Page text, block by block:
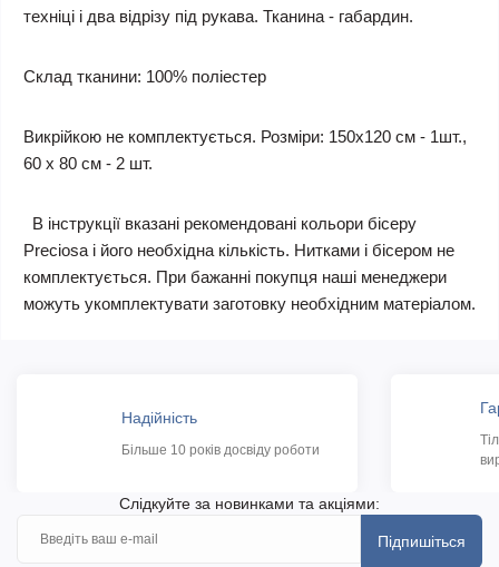
техніці і два відрізу під рукава. Тканина - габардин.
Склад тканини: 100% поліестер
Викрійкою не комплектується. Розміри: 150х120 см - 1шт.,
60 х 80 см - 2 шт.
В інструкції вказані рекомендовані кольори бісеру
Preciosa і його необхідна кількість. Нитками і бісером не
комплектується. При бажанні покупця наші менеджери
можуть укомплектувати заготовку необхідним матеріалом.
Надійність
Більше 10 років досвіду роботи
Слідкуйте за новинками та акціями:
Підпишіться